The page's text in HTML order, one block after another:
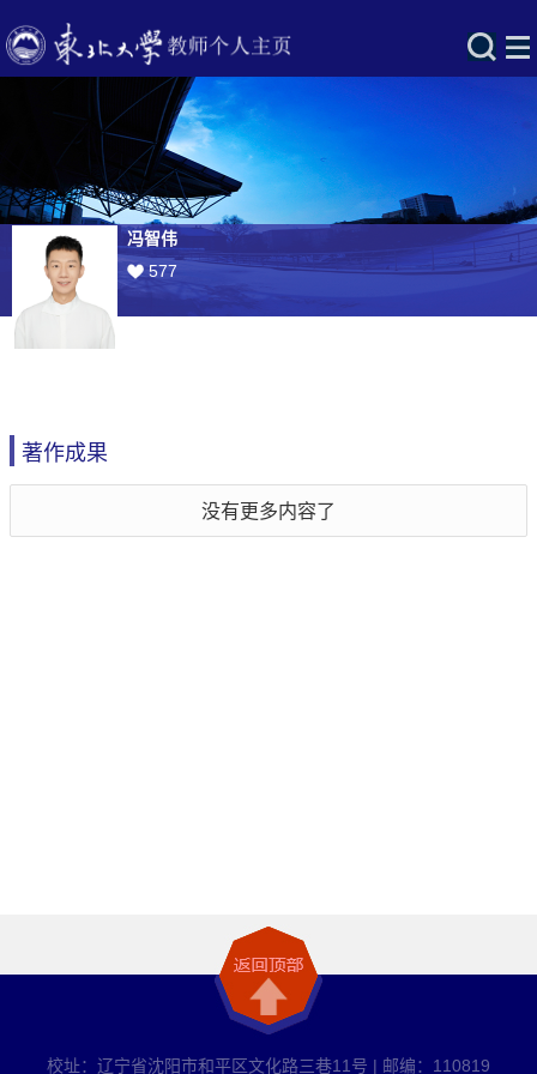
冯智伟
577
著作成果
没有更多内容了
校址：辽宁省沈阳市和平区文化路三巷11号 | 邮编：110819